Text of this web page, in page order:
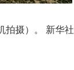
拍摄）。 新华社